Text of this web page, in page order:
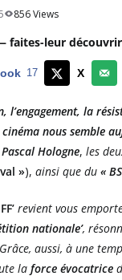
856 Views
faites-leur
17 X
l’engagement, la
nous semble
Pascal Hologne, les
»), ainsi que du «
revient vous
nationale’,
aussi, à une
la force évocatrice